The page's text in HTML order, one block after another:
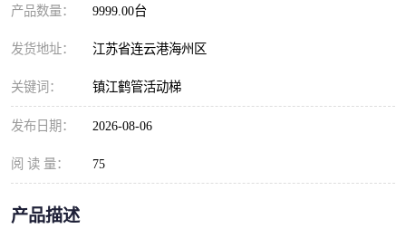
产品数量： 9999.00台
发货地址： 江苏省连云港海州区
关键词： 镇江鹤管活动梯
发布日期： 2026-08-06
阅 读 量： 75
产品描述